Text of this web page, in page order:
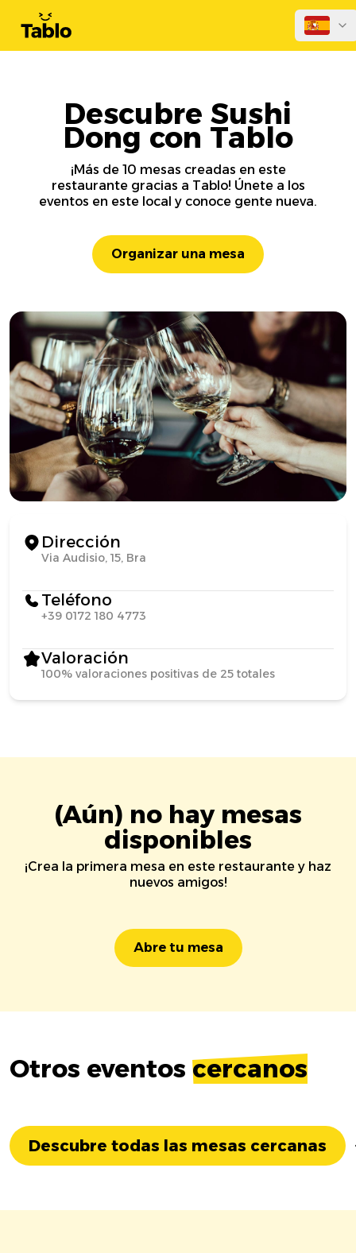
Descubre Sushi
Dong con Tablo
¡Más de 10 mesas creadas en este
restaurante gracias a Tablo! Únete a los
eventos en este local y conoce gente nueva.
Organizar una mesa
Dirección
Via Audisio, 15, Bra
Teléfono
+39 0172 180 4773
Valoración
100% valoraciones positivas de 25 totales
(Aún) no hay mesas
disponibles
¡Crea la primera mesa en este restaurante y haz
nuevos amigos!
Abre tu mesa
Otros eventos cercanos
Descubre todas las mesas cercanas